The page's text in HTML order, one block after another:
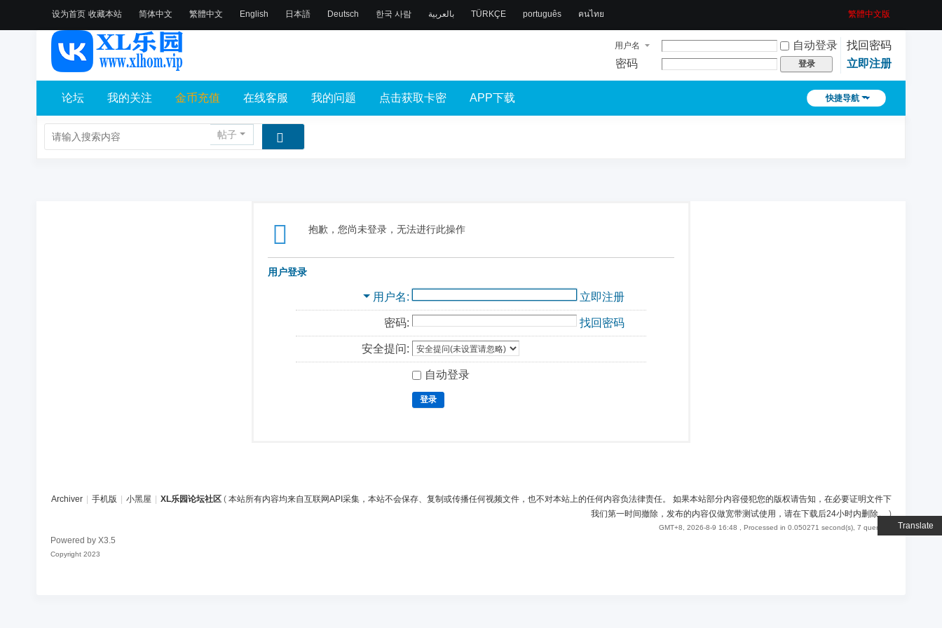
设为首页 收藏本站
Translate
简体中文 繁體中文 English 日本語 Deutsch 한국 사람 بالعربية TÜRKÇE português คนไทย 繁體中文版
用户名 自动登录
找回密码
密码
登录 立即注册
快捷导航
论坛 我的关注 金币充值 在线客服 我的问题 点击获取卡密 APP下载
帖子
抱歉，您尚未登录，无法进行此操作
用户登录
用户名 立即注册
密码: 找回密码
安全提问:
自动登录
登录
Archiver 手机版 小黑屋 XL乐园论坛社区 ( 本站所有内容均来自互联网API采集，本站不会保存、复制或传播任何视频文件，也不对本站上的任何内容负法律责任。 如果本站部分内容侵犯您的版权请告知，在必要证明文件下
我们第一时间撤除，发布的内容仅做宽带测试使用，请在下载后24小时内删除。)
GMT+8, 2026-8-9 16:48 , Processed in 0.050271 second(s), 7 queries .
Powered by X3.5
Copyright 2023